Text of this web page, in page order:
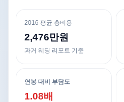
2016 평균 총비용
2,476만원
과거 웨딩 리포트 기준
연봉 대비 부담도
1.08배